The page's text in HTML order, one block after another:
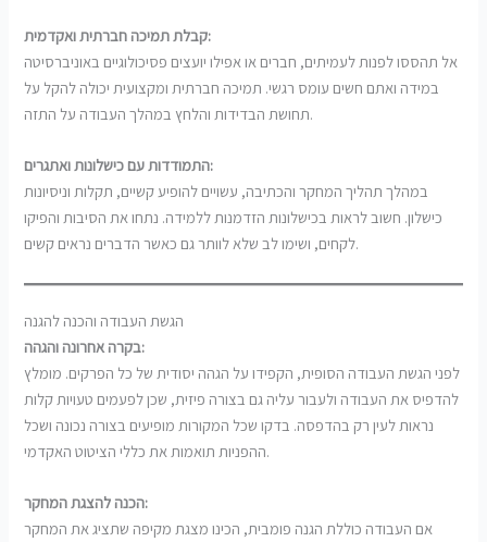
קבלת תמיכה חברתית ואקדמית:
אל תהססו לפנות לעמיתים, חברים או אפילו יועצים פסיכולוגיים באוניברסיטה
במידה ואתם חשים עומס רגשי. תמיכה חברתית ומקצועית יכולה להקל על
תחושת הבדידות והלחץ במהלך העבודה על התזה.
התמודדות עם כישלונות ואתגרים:
במהלך תהליך המחקר והכתיבה, עשויים להופיע קשיים, תקלות וניסיונות
כישלון. חשוב לראות בכישלונות הזדמנות ללמידה. נתחו את הסיבות והפיקו
לקחים, ושימו לב שלא לוותר גם כאשר הדברים נראים קשים.
הגשת העבודה והכנה להגנה
בקרה אחרונה והגהה:
לפני הגשת העבודה הסופית, הקפידו על הגהה יסודית של כל הפרקים. מומלץ
להדפיס את העבודה ולעבור עליה גם בצורה פיזית, שכן לפעמים טעויות קלות
נראות לעין רק בהדפסה. בדקו שכל המקורות מופיעים בצורה נכונה ושכל
ההפניות תואמות את כללי הציטוט האקדמי.
הכנה להצגת המחקר:
אם העבודה כוללת הגנה פומבית, הכינו מצגת מקיפה שתציג את המחקר